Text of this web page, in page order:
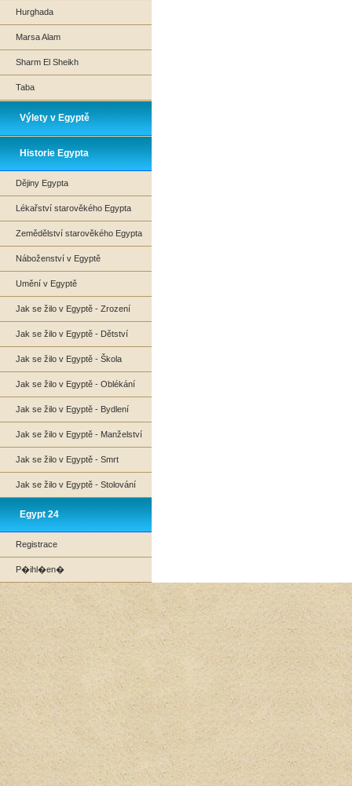
Hurghada
Marsa Alam
Sharm El Sheikh
Taba
Výlety v Egyptě
Historie Egypta
Dějiny Egypta
Lékařství starověkého Egypta
Zemědělství starověkého Egypta
Náboženství v Egyptě
Umění v Egyptě
Jak se žilo v Egyptě - Zrození
Jak se žilo v Egyptě - Dětství
Jak se žilo v Egyptě - Škola
Jak se žilo v Egyptě - Oblékání
Jak se žilo v Egyptě - Bydlení
Jak se žilo v Egyptě - Manželství
Jak se žilo v Egyptě - Smrt
Jak se žilo v Egyptě - Stolování
Egypt 24
Registrace
P�ihl�en�